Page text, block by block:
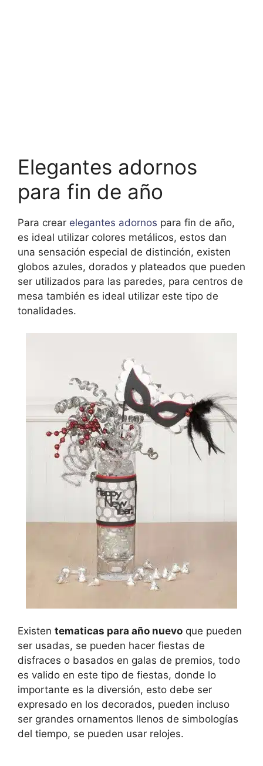
Elegantes adornos
para fin de año
Para crear elegantes adornos para fin de año,
es ideal utilizar colores metálicos, estos dan
una sensación especial de distinción, existen
globos azules, dorados y plateados que pueden
ser utilizados para las paredes, para centros de
mesa también es ideal utilizar este tipo de
tonalidades.
Existen tematicas para año nuevo que pueden
ser usadas, se pueden hacer fiestas de
disfraces o basados en galas de premios, todo
es valido en este tipo de fiestas, donde lo
importante es la diversión, esto debe ser
expresado en los decorados, pueden incluso
ser grandes ornamentos llenos de simbologías
del tiempo, se pueden usar relojes.